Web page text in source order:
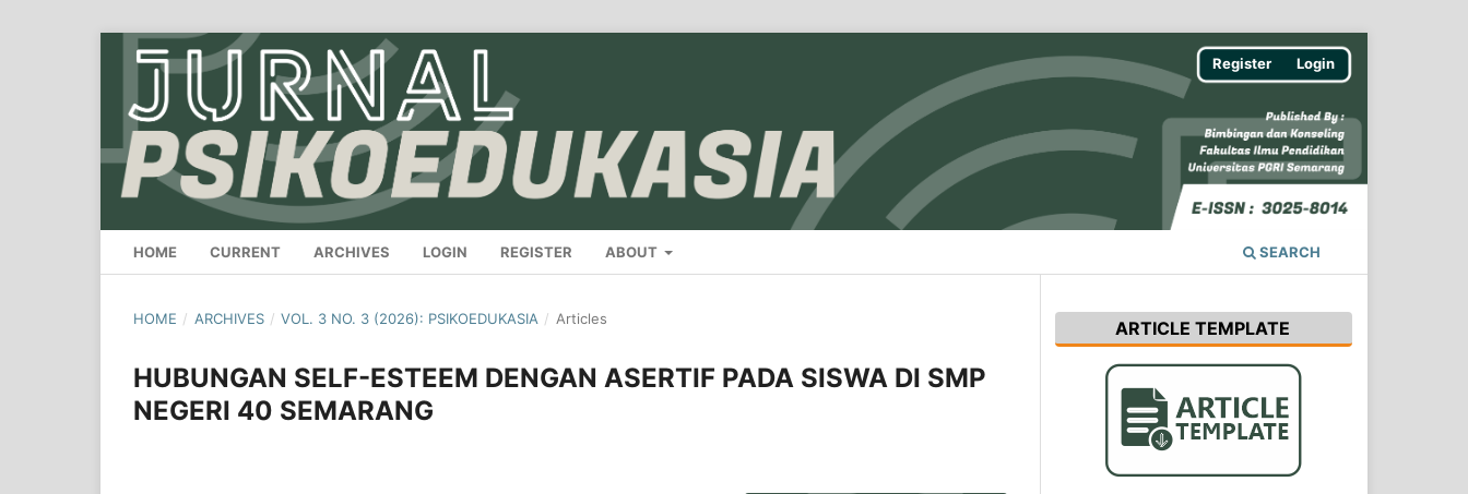
HOME CURRENT ARCHIVES LOGIN REGISTER ABOUT SEARCH
Register Login
HOME / ARCHIVES / VOL. 3 NO. 3 (2026): PSIKOEDUKASIA / Articles
HUBUNGAN SELF-ESTEEM DENGAN ASERTIF PADA SISWA DI SMP
NEGERI 40 SEMARANG
ARTICLE TEMPLATE